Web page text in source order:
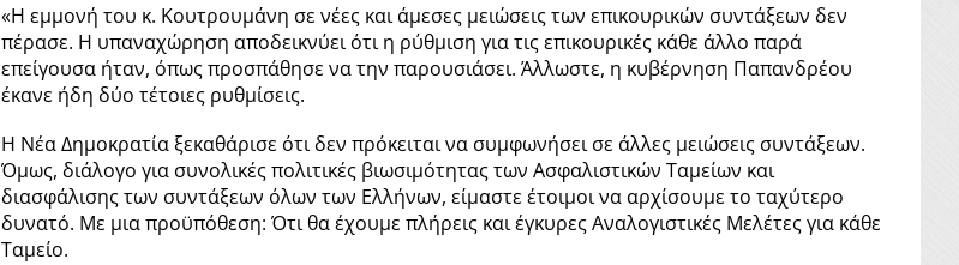
«Η εμμονή του κ. Κουτρουμάνη σε νέες και άμεσες μειώσεις των επικουρικών συντάξεων δεν
πέρασε. Η υπαναχώρηση αποδεικνύει ότι η ρύθμιση για τις επικουρικές κάθε άλλο παρά
επείγουσα ήταν, όπως προσπάθησε να την παρουσιάσει. Άλλωστε, η κυβέρνηση Παπανδρέου
έκανε ήδη δύο τέτοιες ρυθμίσεις.
Η Νέα Δημοκρατία ξεκαθάρισε ότι δεν πρόκειται να συμφωνήσει σε άλλες μειώσεις συντάξεων.
Όμως, διάλογο για συνολικές πολιτικές βιωσιμότητας των Ασφαλιστικών Ταμείων και
διασφάλισης των συντάξεων όλων των Ελλήνων, είμαστε έτοιμοι να αρχίσουμε το ταχύτερο
δυνατό. Με μια προϋπόθεση: Ότι θα έχουμε πλήρεις και έγκυρες Αναλογιστικές Μελέτες για κάθε
Ταμείο.